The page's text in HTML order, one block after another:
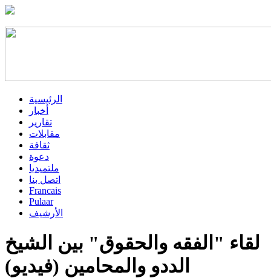
الرئيسية
أخبار
تقارير
مقابلات
ثقافة
دعوة
ملتميديا
اتصل بنا
Francais
Pulaar
الأرشيف
لقاء "الفقه والحقوق" بين الشيخ
الددو والمحامين (فيديو)